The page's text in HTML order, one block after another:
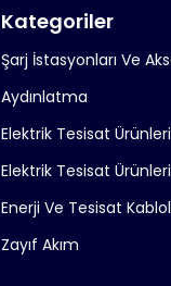
Kategoriler
Şarj İstasyonları Ve
Aydınlatma
Elektrik Tesisat Ürünleri
Elektrik Tesisat Ürünleri
Enerji Ve Tesisat
Zayıf Akım